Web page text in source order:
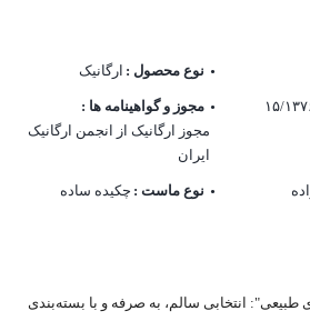
نوع محصول : ارگانیک
۴
مجوز و گواهینامه ها :
مجوز ارگانیک از انجمن ارگانیک
ایران
نوع ماست : چکیده ساده
گرمی "آقای طبیعی": انتخابی سالم، به صرفه و با بسته‌بندی